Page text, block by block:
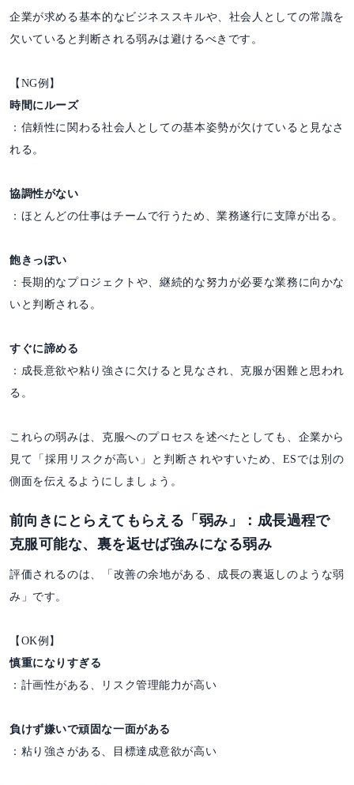
企業が求める基本的なビジネススキルや、社会人としての常識を
欠いていると判断される弱みは避けるべきです。
【NG例】
時間にルーズ
：信頼性に関わる社会人としての基本姿勢が欠けていると見なさ
れる。
協調性がない
：ほとんどの仕事はチームで行うため、業務遂行に支障が出る。
飽きっぽい
：長期的なプロジェクトや、継続的な努力が必要な業務に向かな
いと判断される。
すぐに諦める
：成長意欲や粘り強さに欠けると見なされ、克服が困難と思われ
る。
これらの弱みは、克服へのプロセスを述べたとしても、企業から
見て「採用リスクが高い」と判断されやすいため、ESでは別の
側面を伝えるようにしましょう。
前向きにとらえてもらえる「弱み」：成長過程で
克服可能な、裏を返せば強みになる弱み
評価されるのは、「改善の余地がある、成長の裏返しのような弱
み」です。
【OK例】
慎重になりすぎる
：計画性がある、リスク管理能力が高い
負けず嫌いで頑固な一面がある
：粘り強さがある、目標達成意欲が高い